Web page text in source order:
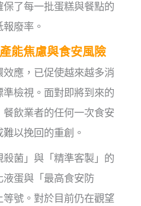
了每一批蛋糕與餐點的
廢率。
能焦慮與食安風險
應，已促使越來越多消
檢視。面對即將到來的
飲業者的任何一次食安
以挽回的重創。
菌」與「精準客製」的
蛋與「最高食安防
號。對於目前仍在觀望